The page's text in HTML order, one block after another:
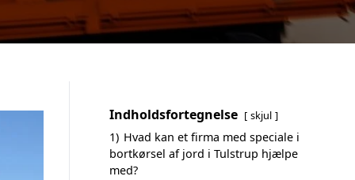
Indholdsfortegnelse skjul
1) Hvad kan et firma med speciale i
bortkørsel af jord i Tulstrup hjælpe
med?